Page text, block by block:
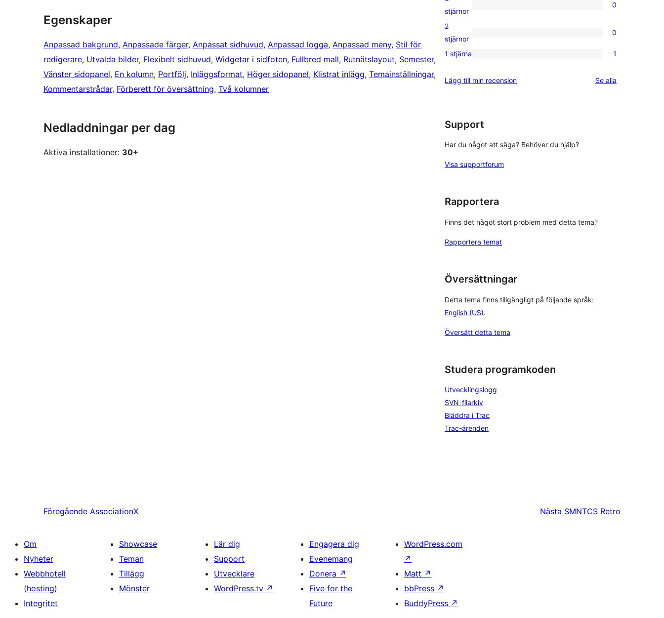
Egenskaper
Anpassad bakgrund, Anpassade färger, Anpassat sidhuvud, Anpassad logga, Anpassad meny, Stil för
redigerare, Utvalda bilder, Flexibelt sidhuvud, Widgetar i sidfoten, Fullbred mall, Rutnätslayout, Semester
Vänster sidopanel, En kolumn, Portfölj, Inläggsformat, Höger sidopanel, Klistrat inlägg, Temainställningar
Kommentarstrådar, Förberett för översättning, Två kolumner
Nedladdningar per dag
Aktiva installationer: 30+
stjärniga
0
3-
stjärniga
stjärnor
0
0
2-
recensioner
2
stjärnor
0
1
stjärnig
1 stjärna 1
Lägg till min recension Se alla
Support
Har du något att säga? Behöver du hjälp?
Visa supportforum
Rapportera
Finns det något stort problem med detta tema?
Rapportera temat
Översättningar
Detta tema finns tillgängligt på följande språk:
English (US).
Översätt detta tema
Studera programkoden
Utvecklingslogg
SVN-filarkiv
Bläddra i Trac
Trac-ärenden
Föregående AssociationX Nästa SMNTCS Retro
Om
Nyheter
Webbhotell
(hosting)
Integritet
Showcase
Teman
Tillägg
Mönster
Lär dig
Support
Utvecklare
WordPress.tv ↗
Engagera dig
Evenemang
Donera ↗
Five for the
Future
WordPress.com
↗
Matt ↗
bbPress ↗
BuddyPress ↗